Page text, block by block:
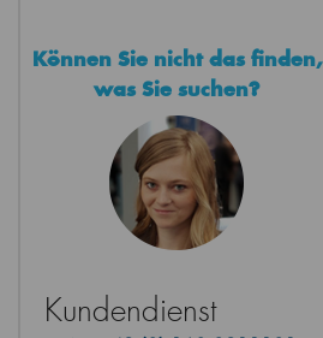
Können Sie nicht das finden,
was Sie suchen?
Kundendienst